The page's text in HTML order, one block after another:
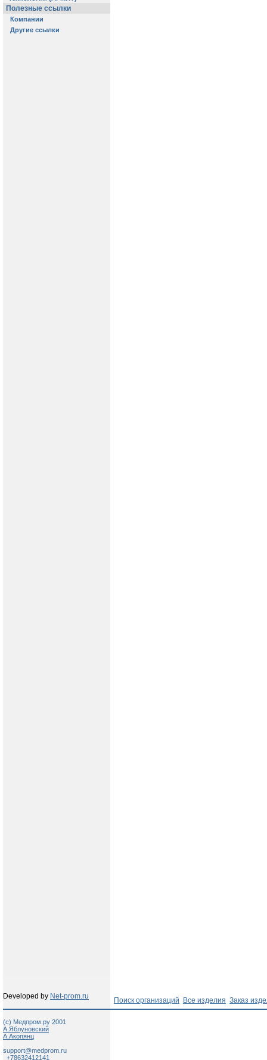
Developed by Net-prom.ru Поиск организаций Все изделия Заказ
(c) Медпром.ру 2001
А.Яблуновский
А.Акопянц
support@medprom.ru
+78632412141